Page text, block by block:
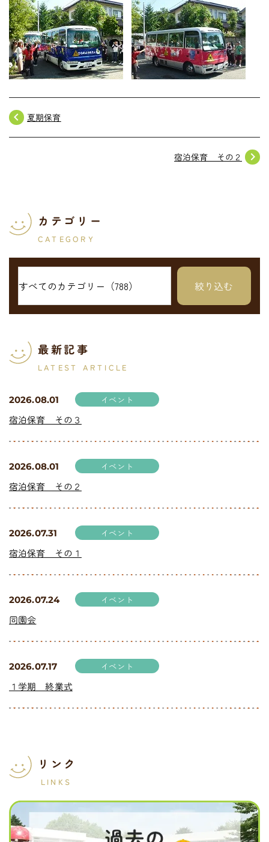
navigate_before 夏期保育
navigate_next
宿泊保育 その２
カテゴリー
CATEGORY
最新記事
LATEST ARTICLE
2026.08.01 イベント
宿泊保育 その３
2026.08.01 イベント
宿泊保育 その２
2026.07.31 イベント
宿泊保育 その１
2026.07.24 イベント
同園会
2026.07.17 イベント
１学期 終業式
リンク
LINKS